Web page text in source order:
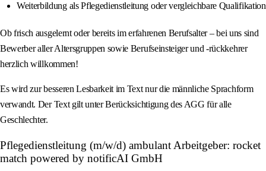
Weiterbildung als Pflegedienstleitung oder vergleichbare Qualifikation
Ob frisch ausgelernt oder bereits im erfahrenen Berufsalter – bei uns sind
Bewerber aller Altersgruppen sowie Berufseinsteiger und -rückkehrer
herzlich willkommen!
Es wird zur besseren Lesbarkeit im Text nur die männliche Sprachform
verwandt. Der Text gilt unter Berücksichtigung des AGG für alle
Geschlechter.
Pflegedienstleitung (m/w/d) ambulant Arbeitgeber: rocket
match powered by notificAI GmbH